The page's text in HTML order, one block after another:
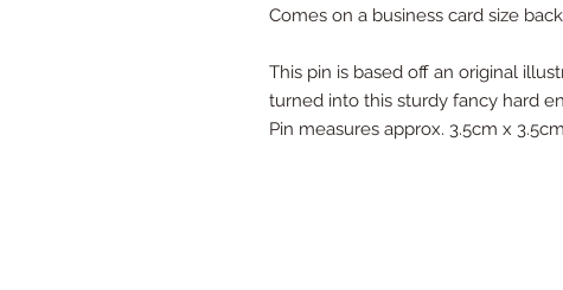
Comes on a business card size
This pin is based off an original
turned into this sturdy fancy hard
Pin measures approx. 3.5cm x 3.5cm